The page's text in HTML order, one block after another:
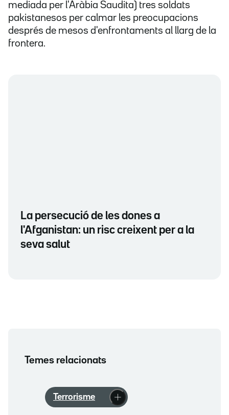
mediada per l'Aràbia Saudita) tres soldats
pakistanesos per calmar les preocupacions
després de mesos d'enfrontaments al llarg de la
frontera.
La persecució de les dones a
l'Afganistan: un risc creixent per a la
seva salut
Temes relacionats
Terrorisme